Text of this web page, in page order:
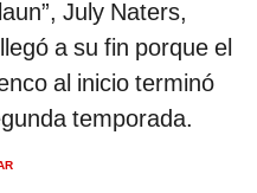
July Naters,
a su fin porque el
al inicio terminó
temporada.